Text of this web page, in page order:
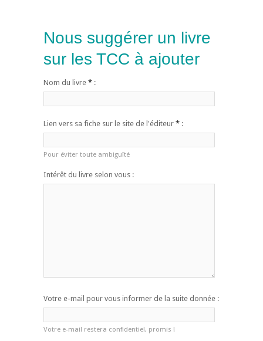
Nous suggérer un livre
sur les TCC à ajouter
Nom du livre * :
Lien vers sa fiche sur le site de l'éditeur * :
Pour éviter toute ambiguïté
Intérêt du livre selon vous :
Votre e-mail pour vous informer de la suite donnée :
Votre e-mail restera confidentiel, promis !